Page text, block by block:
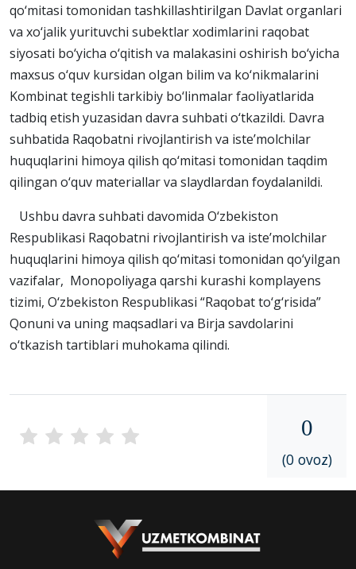
qo‘mitasi tomonidan tashkillashtirilgan Davlat organlari
va xo‘jalik yurituvchi subektlar xodimlarini raqobat
siyosati bo‘yicha o‘qitish va malakasini oshirish bo‘yicha
maxsus o‘quv kursidan olgan bilim va ko‘nikmalarini
Kombinat tegishli tarkibiy bo‘linmalar faoliyatlarida
tadbiq etish yuzasidan davra suhbati o‘tkazildi. Davra
suhbatida Raqobatni rivojlantirish va iste’molchilar
huquqlarini himoya qilish qo‘mitasi tomonidan taqdim
qilingan o‘quv materiallar va slaydlardan foydalanildi.
Ushbu davra suhbati davomida O‘zbekiston
Respublikasi Raqobatni rivojlantirish va iste’molchilar
huquqlarini himoya qilish qo‘mitasi tomonidan qo‘yilgan
vazifalar, Monopoliyaga qarshi kurashi komplayens
tizimi, O‘zbekiston Respublikasi “Raqobat to‘g‘risida”
Qonuni va uning maqsadlari va Birja savdolarini
o‘tkazish tartiblari muhokama qilindi.
0
(0 ovoz)